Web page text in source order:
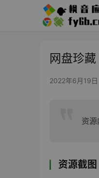
网盘珍
2022年6月19
资源
资源截图